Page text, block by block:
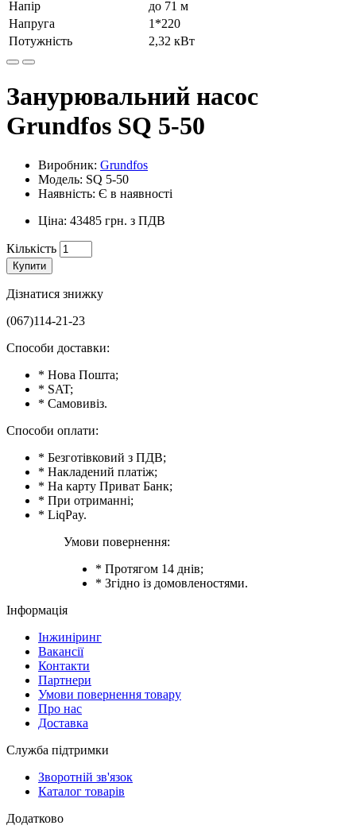
Напір
до 71 м
Напруга
1*220
Потужність
2,32 кВт
Занурювальний насос
Grundfos SQ 5-50
Виробник: Grundfos
Модель: SQ 5-50
Наявність: Є в наявності
Ціна: 43485 грн. з ПДВ
Кількість
Купити
Дізнатися знижку
(067)114-21-23
Способи доставки:
* Нова Пошта;
* SAT;
* Самовивіз.
Способи оплати:
* Безготівковий з ПДВ;
* Накладений платіж;
* На карту Приват Банк;
* При отриманні;
* LiqPay.
Умови повернення:
* Протягом 14 днів;
* Згідно із домовленостями.
Інформація
Інжиніринг
Вакансії
Контакти
Партнери
Умови повернення товару
Про нас
Доставка
Служба підтримки
Зворотній зв'язок
Каталог товарів
Додатково